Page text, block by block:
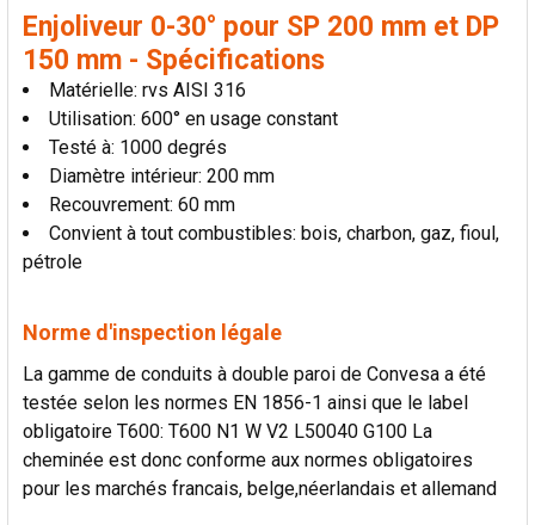
Enjoliveur 0-30° pour SP 200 mm et DP
150 mm - Spécifications
Matérielle: rvs AISI 316
Utilisation: 600° en usage constant
Testé à: 1000 degrés
Diamètre intérieur: 200 mm
Recouvrement: 60 mm
Convient à tout combustibles: bois, charbon, gaz, fioul,
pétrole
Norme d'inspection légale
La gamme de conduits à double paroi de Convesa a été
testée selon les normes EN 1856-1 ainsi que le label
obligatoire T600: T600 N1 W V2 L50040 G100 La
cheminée est donc conforme aux normes obligatoires
pour les marchés francais, belge,néerlandais et allemand